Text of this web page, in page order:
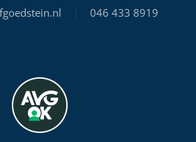
046 433 8919